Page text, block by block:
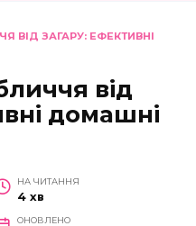
ВІД ЗАГАРУ: ЕФЕКТИВНІ
від
домашні
НА ЧИТАННЯ
4 хв
ОНОВЛЕНО